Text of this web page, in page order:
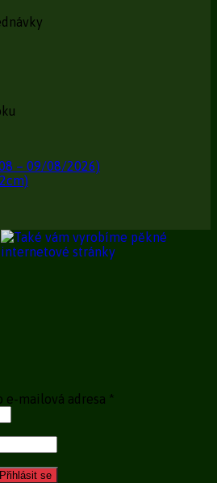
– 09/08/2026)
e-mailová adresa *
Přihlásit se